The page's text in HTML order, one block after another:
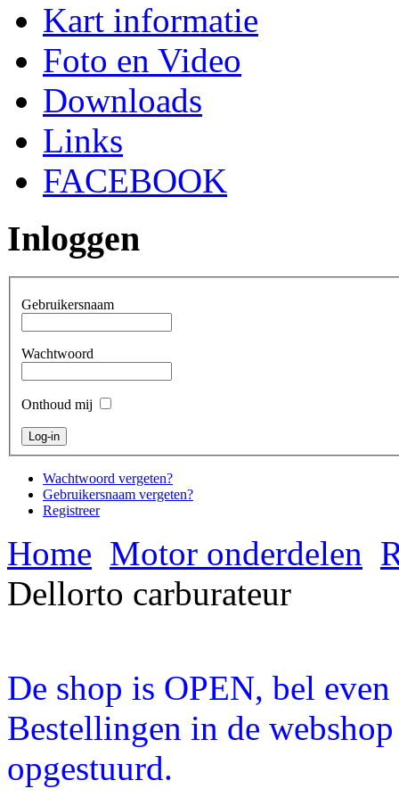
Kart informatie
Foto en Video
Downloads
Links
FACEBOOK
Inloggen
Gebruikersnaam
Wachtwoord
Onthoud mij
Wachtwoord vergeten?
Gebruikersnaam vergeten?
Registreer
Home Motor onderdelen
Dellorto carburateur
De shop is OPEN, bel
Bestellingen in de
opgestuurd.